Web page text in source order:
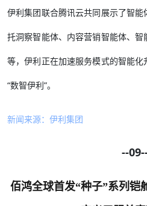
伊利集团联合腾讯云共同展示了智
托洞察智能体、内容营销智能体、
等，伊利正在加速服务模式的智能
“数智伊利”。
新闻来源：伊利集团
--
佰鸿全球首发“种子”系列铠